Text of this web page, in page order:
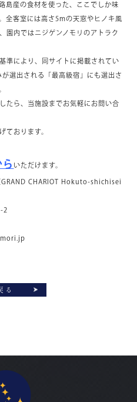
島産の食材を使った、ここでしか味
全客室には高さ5mの天窓やヒノキ風
園内ではニジゲンノモリのアトラク
準により、同サイトに掲載されてい
選出される「最高級宿」にも選出さ
たら、当施設までお気軽にお問い合
ております。
いただけます。
CHARIOT Hokuto-shichisei
2
る